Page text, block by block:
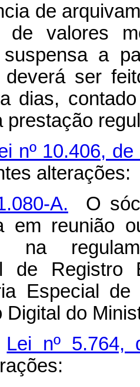
de
de valores
suspensa a
deverá ser
dias,
prestação
nº 10.406, de
alterações:
A. O
em reunião
na
de Registro
Especial
Digital do
Lei nº 5.764,